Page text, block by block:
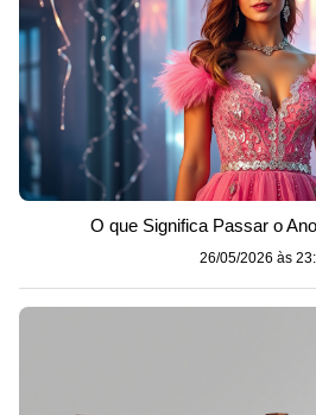
O que Significa Passar o
26/05/2026 às